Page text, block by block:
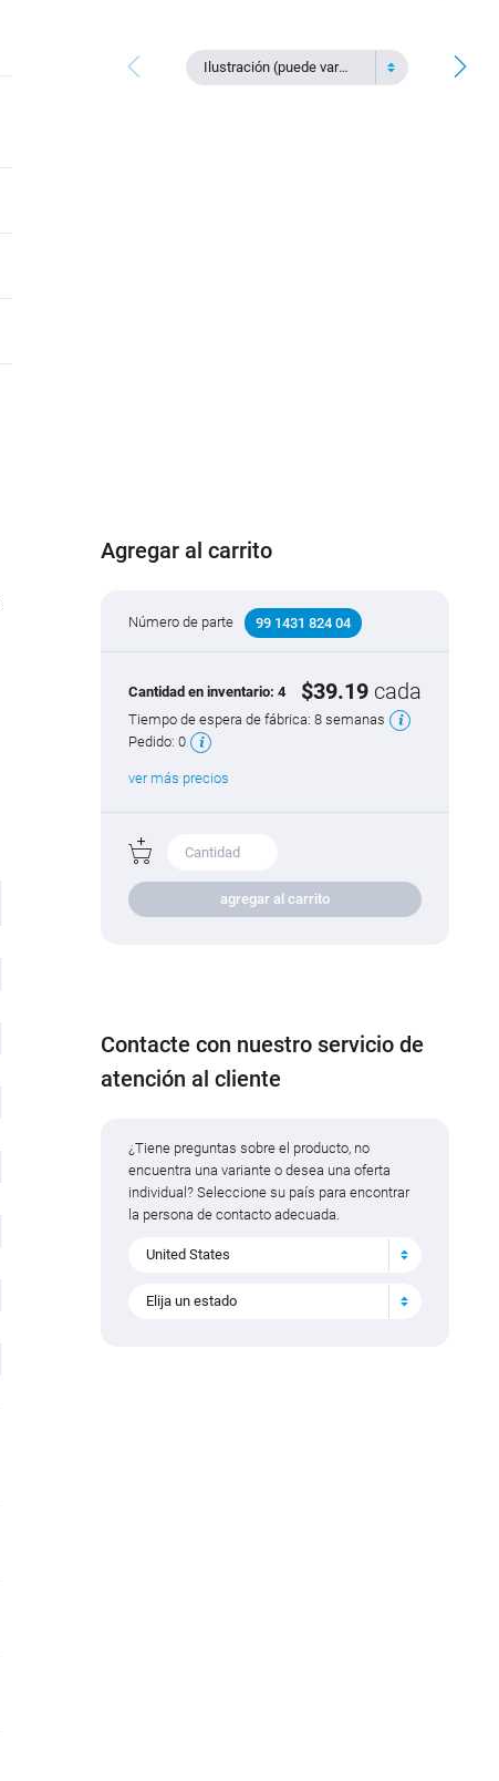
Ilustración (puede variar)
Agregar al carrito
Número de parte 99 1431 824 04
Cantidad en inventario:4 $39.19cada
Tiempo de espera de fábrica:8 semanas
Pedido:0
ver más precios
agregar al carrito
Contacte con nuestro servicio de
atención al cliente
¿Tiene preguntas sobre el producto, no
encuentra una variante o desea una oferta
individual? Seleccione su país para encontrar
la persona de contacto adecuada.
United States
Elija un estado